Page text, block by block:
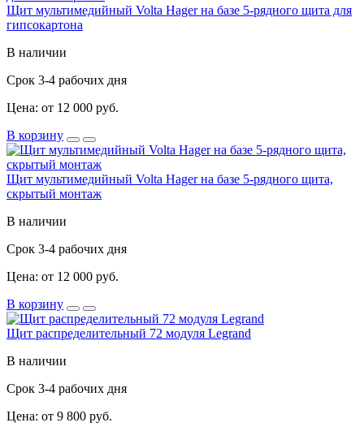
Щит мультимедийный Volta Hager на базе 5-рядного щита для
гипсокартона
В наличии
Срок 3-4 рабочих дня
Цена: от 12 000 руб.
В корзину
Щит мультимедийный Volta Hager на базе 5-рядного щита,
скрытый монтаж
В наличии
Срок 3-4 рабочих дня
Цена: от 12 000 руб.
В корзину
Щит распределительный 72 модуля Legrand
В наличии
Срок 3-4 рабочих дня
Цена: от 9 800 руб.